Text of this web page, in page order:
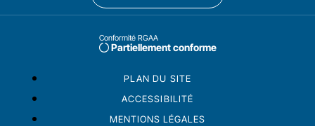
Conformité RGAA
Partiellement conforme
PLAN DU SITE
ACCESSIBILITÉ
MENTIONS LÉGALES